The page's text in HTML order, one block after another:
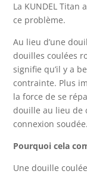
La KUNDEL
ce problème.
Au lieu d’une
douilles coulées
signifie qu’il y a
contrainte. Plus
la force de se
douille au lieu de
connexion soudée.
Pourquoi cela
Une douille